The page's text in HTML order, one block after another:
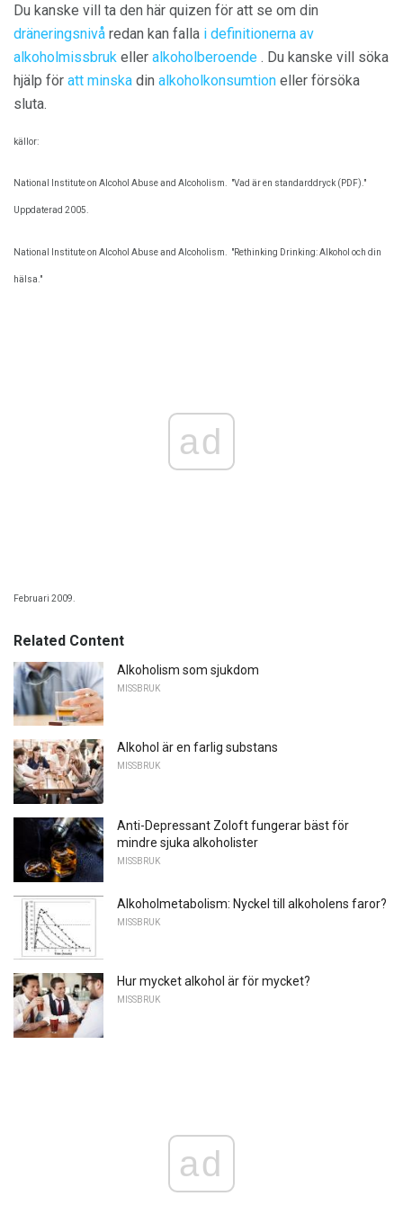
Du kanske vill ta den här quizen för att se om din
dräneringsnivå redan kan falla i definitionerna av
alkoholmissbruk eller alkoholberoende . Du kanske vill söka
hjälp för att minska din alkoholkonsumtion eller försöka
sluta.
källor:
National Institute on Alcohol Abuse and Alcoholism. "Vad är en standarddryck (PDF)."
Uppdaterad 2005.
National Institute on Alcohol Abuse and Alcoholism. "Rethinking Drinking: Alkohol och din
hälsa."
ad
Februari 2009.
Related Content
Alkoholism som sjukdom
MISSBRUK
Alkohol är en farlig substans
MISSBRUK
Anti-Depressant Zoloft fungerar bäst för
mindre sjuka alkoholister
MISSBRUK
Alkoholmetabolism: Nyckel till alkoholens faror?
MISSBRUK
Hur mycket alkohol är för mycket?
MISSBRUK
ad